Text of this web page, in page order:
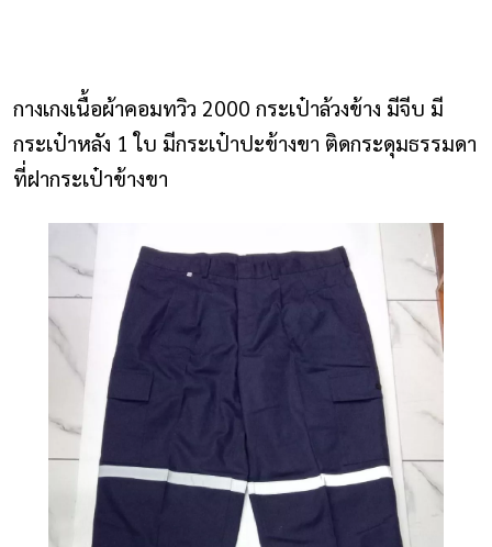
ติดต่อเรา
รายการโปรด
โปรแกรมออกแบบยูนิฟอร์ม
เสื้อโปโล
เสื้อแจ็คเก็ต
เสื้อยืดคอกลม
กางเกงเนื้อผ้าคอมทวิว 2000 กระเป๋าล้วงข้าง มีจีบ มี
กระเป๋าหลัง 1 ใบ มีกระเป๋าปะข้างขา ติดกระดุมธรรมดา
ที่ฝากระเป๋าข้างขา